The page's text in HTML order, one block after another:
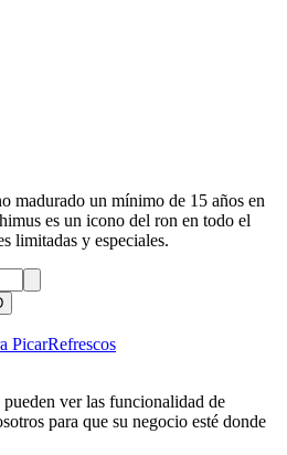
madurado un mínimo de 15 años en
es un icono del ron en todo el
limitadas y especiales.
PicarRefrescos
ver las funcionalidad de
para que su negocio esté donde